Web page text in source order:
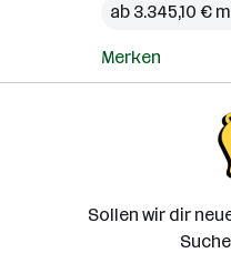
ab 3.345,10 €
Merken
Sollen wir dir